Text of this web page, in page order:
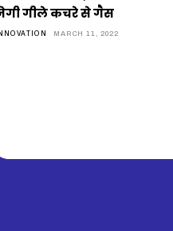
गीले कचरे से गैस
MARCH 11, 2022